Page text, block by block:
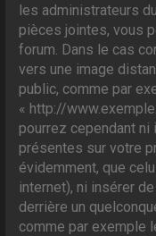
les administrateurs
pièces jointes, vous
forum. Dans le cas
vers une image
public, comme par
« http://
pourrez cependant
présentes sur votre
évidemment, que
internet), ni insérer
derrière un
comme par exemple